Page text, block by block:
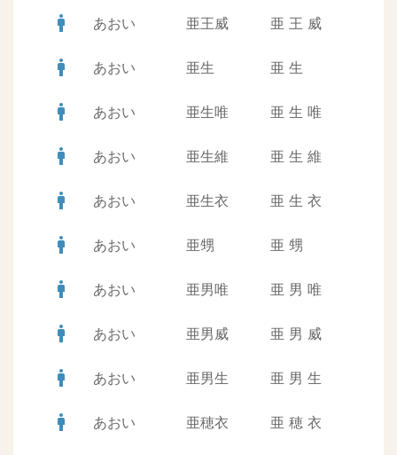
man あおい 亜王威 亜 王 威
man あおい 亜生 亜 生
man あおい 亜生唯 亜 生 唯
man あおい 亜生維 亜 生 維
man あおい 亜生衣 亜 生 衣
man あおい 亜甥 亜 甥
man あおい 亜男唯 亜 男 唯
man あおい 亜男威 亜 男 威
man あおい 亜男生 亜 男 生
man あおい 亜穂衣 亜 穂 衣